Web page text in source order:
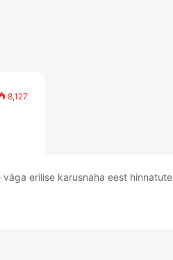
8,127
erilise karusnaha eest hinnatute